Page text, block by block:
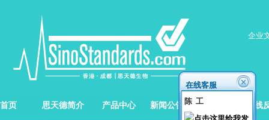
企业
首页 思天德简介 产品中心 新闻公告 招贤纳士 在线
在线客服
陈 工